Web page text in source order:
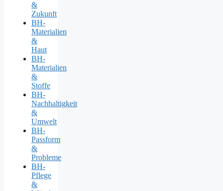
&
Zukunft
BH-
Materialien
&
Haut
BH-
Materialien
&
Stoffe
BH-
Nachhaltigkeit
&
Umwelt
BH-
Passform
&
Probleme
BH-
Pflege
&